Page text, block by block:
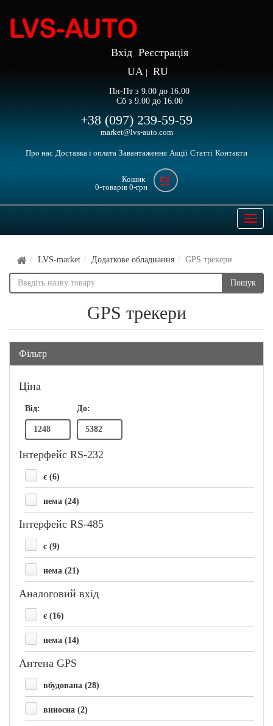
Вхід Реєстрація
UA
RU
Пн-Пт з 9.00 до 16.00
Сб з 9.00 до 16.00
+38 (097) 239-59-59
market@lvs-auto.com
Про нас Доставка і оплата Завантаження Акції Статті Контакти
Кошик
0-товарів 0-грн
Open
LVS-market Додаткове обладнання GPS трекери
Пошук
GPS трекери
Фільтр
Ціна
Від: До:
Інтерфейс RS-232
є (6)
нема (24)
Інтерфейс RS-485
є (9)
нема (21)
Аналоговий вхід
є (16)
нема (14)
Антена GPS
вбудована (28)
виносна (2)